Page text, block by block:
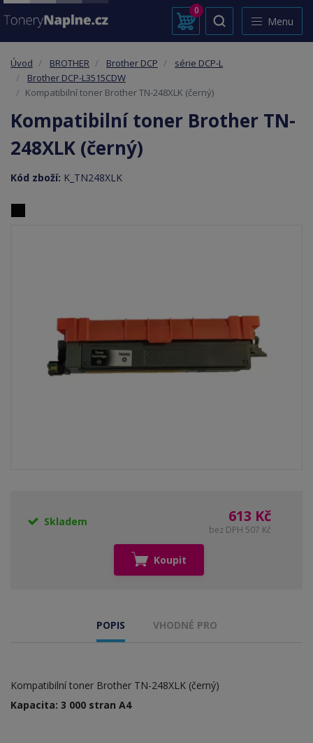
0
Menu
Úvod BROTHER Brother DCP
série DCP-L
Brother DCP-L3515CDW
Kompatibilní toner Brother TN-248XLK (černý)
Kompatibilní toner Brother TN-
248XLK (černý)
Kód zboží: K_TN248XLK
Skladem 613 Kč
bez DPH 507 Kč
Koupit
POPIS VHODNÉ PRO
Kompatibilní toner Brother TN-248XLK (černý)
Kapacita: 3 000 stran A4